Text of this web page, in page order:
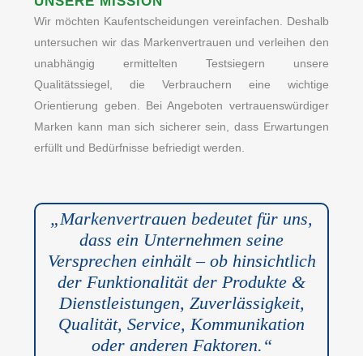
Wir möchten Kaufentscheidungen vereinfachen. Deshalb
untersuchen wir das Markenvertrauen und verleihen den
unabhängig ermittelten Testsiegern unsere
Qualitätssiegel, die Verbrauchern eine wichtige
Orientierung geben. Bei Angeboten vertrauenswürdiger
Marken kann man sich sicherer sein, dass Erwartungen
erfüllt und Bedürfnisse befriedigt werden.
„Markenvertrauen bedeutet für uns,
dass ein Unternehmen seine
Versprechen einhält – ob hinsichtlich
der Funktionalität der Produkte &
Dienstleistungen, Zuverlässigkeit,
Qualität, Service, Kommunikation
oder anderen Faktoren.“